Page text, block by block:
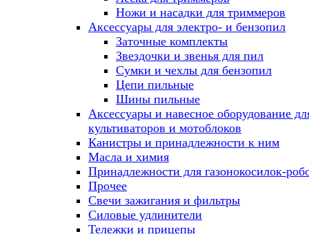
Ножи и насадки для триммеров
Аксессуары для электро- и бензопил
Заточные комплекты
Звездочки и звенья для пил
Сумки и чехлы для бензопил
Цепи пильные
Шины пильные
Аксессуары и навесное оборудование
культиваторов и мотоблоков
Канистры и принадлежности к ним
Масла и химия
Принадлежности для газонокосилок-
Прочее
Свечи зажигания и фильтры
Силовые удлинители
Тележки и прицепы